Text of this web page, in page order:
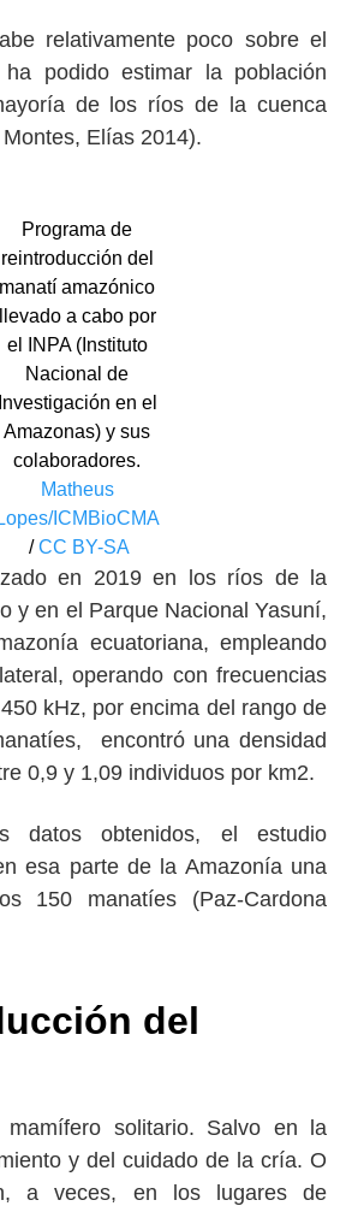
relativamente poco sobre el
podido estimar la población
de los ríos de la cuenca
Elías 2014).
Programa de
reintroducción del
manatí amazónico
llevado a cabo por
el INPA (Instituto
Nacional de
Investigación en el
Amazonas) y sus
colaboradores.
Matheus
Lopes/ICMBioCMA
/CC BY-SA
en 2019 en los ríos de la
y en el Parque Nacional Yasuní,
ecuatoriana, empleando
operando con frecuencias
kHz, por encima del rango de
encontró una densidad
0,9 y 1,09 individuos por km2.
datos obtenidos, el estudio
esa parte de la Amazonía una
150 manatíes (Paz-Cardona
del
solitario. Salvo en la
y del cuidado de la cría. O
a veces, en los lugares de